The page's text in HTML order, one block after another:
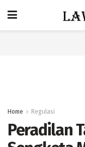
Home Regulasi
Peradilan